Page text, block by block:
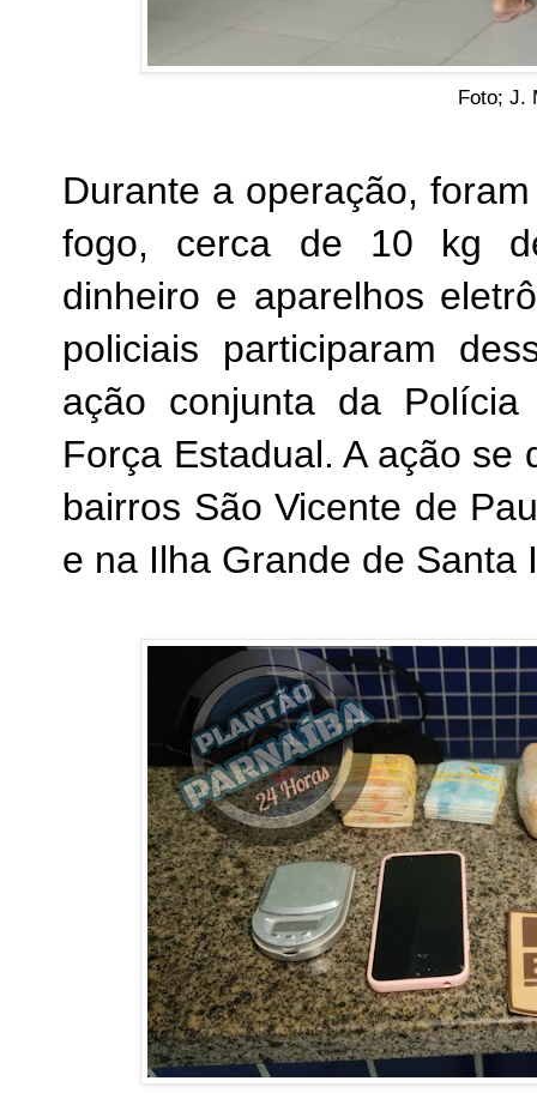
Foto; J.
Durante a operação,
fogo, cerca de 10 kg
dinheiro e aparelhos
policiais participaram
ação conjunta da
Força Estadual. A ação se
bairros São Vicente de
e na Ilha Grande de Santa